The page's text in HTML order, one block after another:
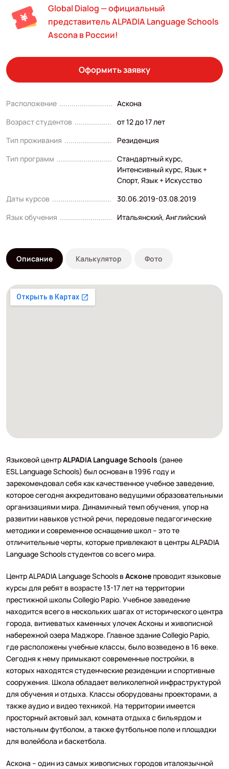
Global Dialog — официальный
представитель ALPADIA Language Schools
Ascona в России!
Оформить заявку
Расположение
Аскона
Возраст студентов
от 12 до 17 лет
Тип проживания
Резиденция
Тип программ
Стандартный курс,
Интенсивный курс, Язык +
Спорт, Язык + Искусство
Даты курсов
30.06.2019-03.08.2019
Язык обучения
Итальянский, Английский
Описание Калькулятор Фото
Языковой центрALPADIA Language Schools (ранее
ESL Language Schools) был основан в 1996 году и
зарекомендовал себя как качественное учебное заведение,
которое сегодня аккредитовано ведущими образовательными
организациями мира. Динамичный темп обучения, упор на
развитии навыков устной речи, передовые педагогические
методики и современное оснащение школ – это те
отличительные черты, которые привлекают в центры ALPADIA
Language Schools студентов со всего мира.
Центр ALPADIA Language Schools в Асконепроводит языковые
курсы для ребят в возрасте 13-17 лет на территории
престижной школы Collegio Papio. Учебное заведение
находится всего в нескольких шагах от исторического центра
города, витиеватых каменных улочек Асконы и живописной
набережной озера Маджоре. Главное здание Collegio Papio,
где расположены учебные классы, было возведено в 16 веке.
Сегодня к нему примыкают современные постройки, в
которых находятся студенческие резиденции и спортивные
сооружения. Школа обладает великолепной инфраструктурой
для обучения и отдыха. Классы оборудованы проекторами, а
также аудио и видео техникой. На территории имеется
просторный актовый зал, комната отдыха с бильярдом и
настольным футболом, а также футбольное поле и площадки
для волейбола и баскетбола.
Аскона – один из самых живописных городов италоязычной